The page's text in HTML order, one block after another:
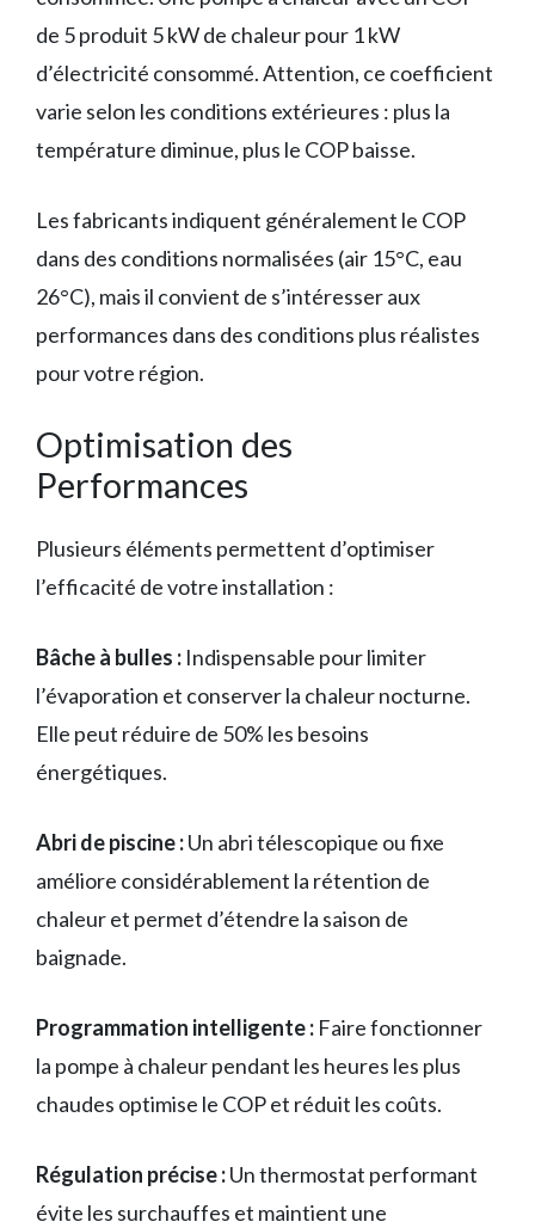
de 5 produit 5 kW de chaleur pour 1 kW
d’électricité consommé. Attention, ce coefficient
varie selon les conditions extérieures : plus la
température diminue, plus le COP baisse.
Les fabricants indiquent généralement le COP
dans des conditions normalisées (air 15°C, eau
26°C), mais il convient de s’intéresser aux
performances dans des conditions plus réalistes
pour votre région.
Optimisation des
Performances
Plusieurs éléments permettent d’optimiser
l’efficacité de votre installation :
Bâche à bulles : Indispensable pour limiter
l’évaporation et conserver la chaleur nocturne.
Elle peut réduire de 50% les besoins
énergétiques.
Abri de piscine :Un abri télescopique ou fixe
améliore considérablement la rétention de
chaleur et permet d’étendre la saison de
baignade.
Programmation intelligente : Faire fonctionner
la pompe à chaleur pendant les heures les plus
chaudes optimise le COP et réduit les coûts.
Régulation précise :Un thermostat performant
évite les surchauffes et maintient une